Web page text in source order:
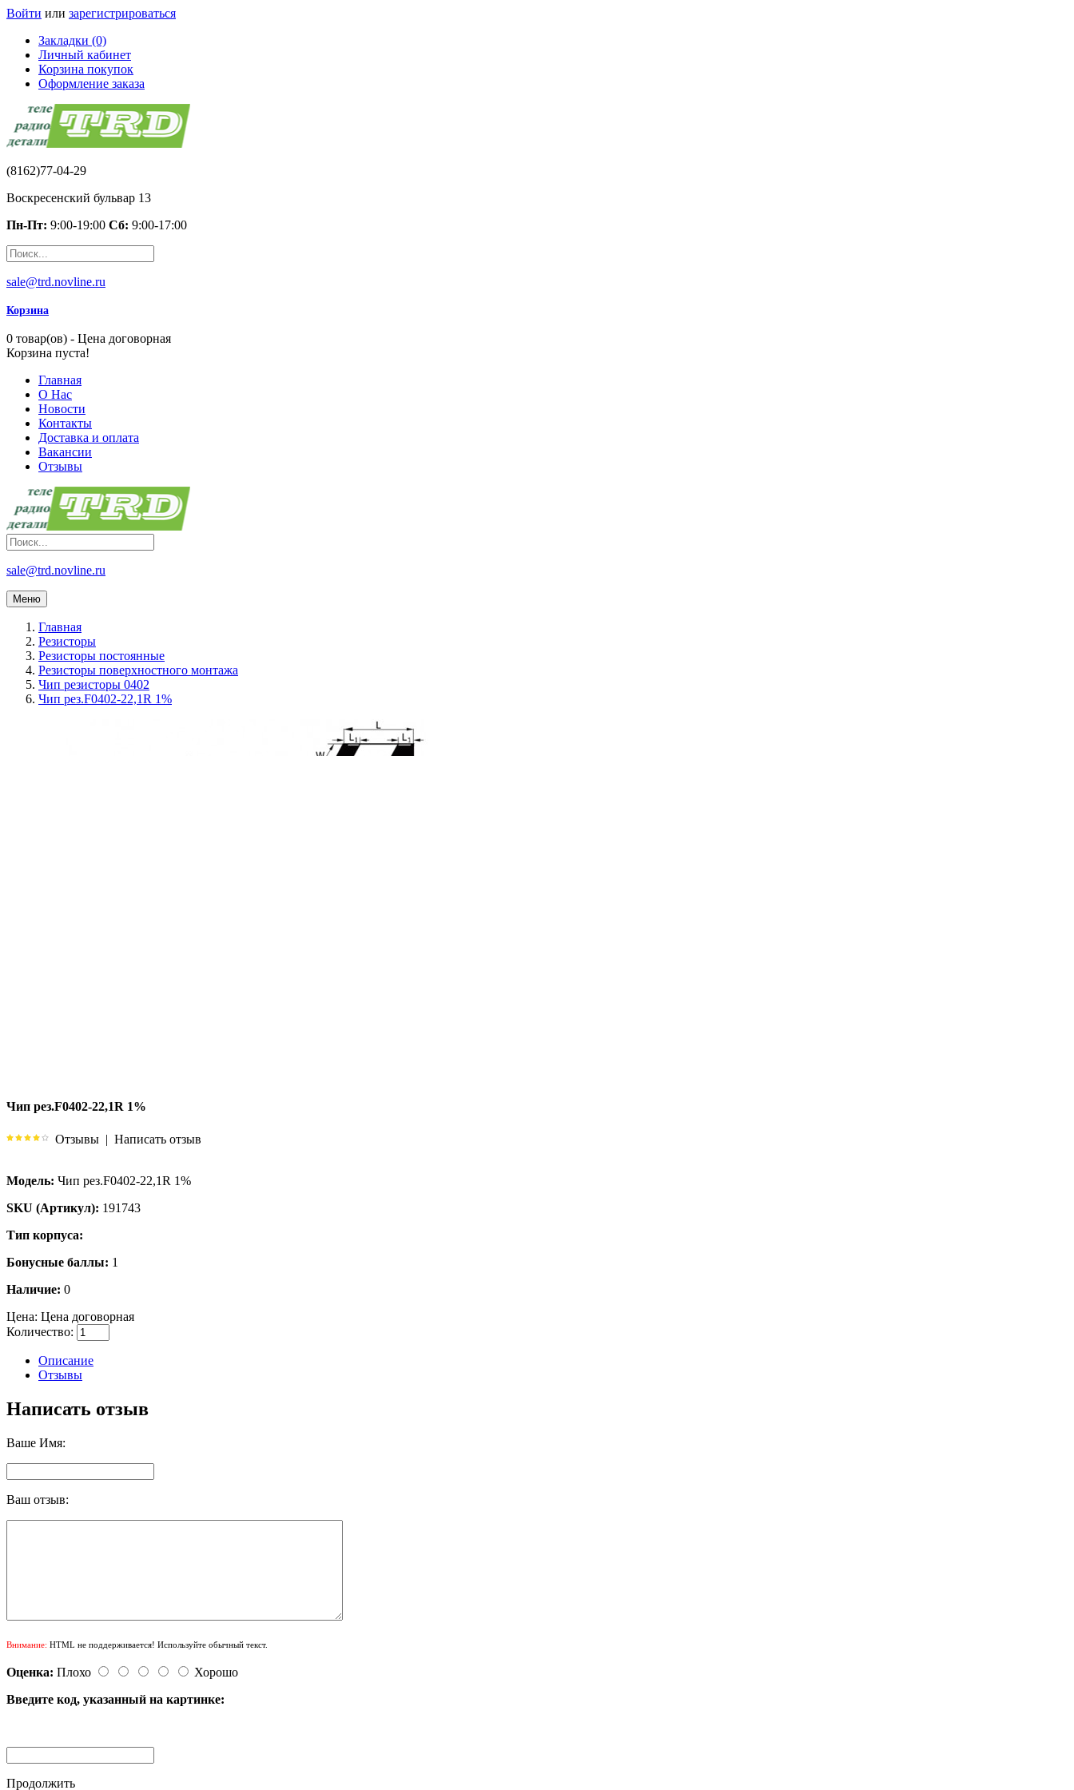
Войти или зарегистрироваться
Закладки (0)
Личный кабинет
Корзина покупок
Оформление заказа
(8162)77-04-29
Воскресенский бульвар 13
Пн-Пт: 9:00-19:00 Сб: 9:00-17:00
sale@trd.novline.ru
Корзина
0 товар(ов) - Цена договорная
Корзина пуста!
Главная
О Нас
Новости
Контакты
Доставка и оплата
Вакансии
Отзывы
sale@trd.novline.ru
Меню
Главная
Резисторы
Резисторы постоянные
Резисторы поверхностного монтажа
Чип резисторы 0402
Чип рез.F0402-22,1R 1%
Чип рез.F0402-22,1R 1%
Отзывы | Написать отзыв
Модель: Чип рез.F0402-22,1R 1%
SKU (Артикул): 191743
Тип корпуса:
Бонусные баллы: 1
Наличие: 0
Цена: Цена договорная
Количество:
Описание
Отзывы
Написать отзыв
Ваше Имя:
Ваш отзыв:
Внимание: HTML не поддерживается! Используйте обычный текст.
Оценка: Плохо
Хорошо
Введите код, указанный на картинке:
Продолжить